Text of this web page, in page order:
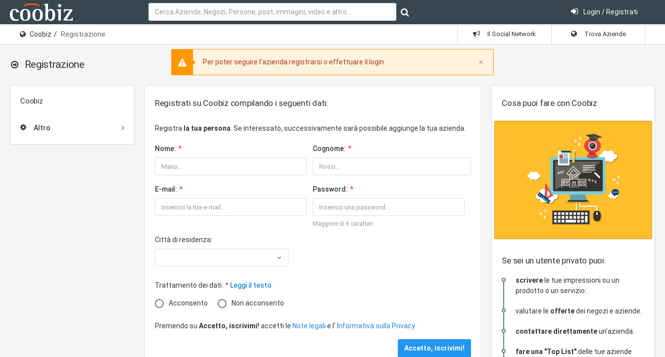
Login / Registrati
Coobiz Registrazione Il Social Network Trova Aziende
Registrazione ×
Per poter seguire l'azienda registrarsi o effettuare il login
Coobiz
Altro
Registrati su Coobiz compilando i seguenti dati:
Registra la tua persona . Se interessato, successivamente sarà possibile aggiunge la tua azienda.
Nome: Cognome:
E-mail: Password:
Maggiore di 6 caratteri
Città di residenza:
Trattamento dei dati: Leggi il testo
Acconsento Non acconsento
Premendo su Accetto, iscrivimi! accetti le Note legali e l' Informativa sulla Privacy
Cosa puoi fare con Coobiz
Se sei un utente privato puoi:
scrivere le tue impressioni su un
prodotto o un servizio.
valutare le offertedei negozi e aziende.
contattare direttamenteun'azienda.
fare una "Top List"delle tue aziende